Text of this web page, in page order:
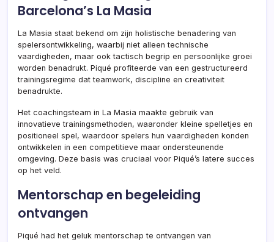
Barcelona’s La Masia
La Masia staat bekend om zijn holistische benadering van
spelersontwikkeling, waarbij niet alleen technische
vaardigheden, maar ook tactisch begrip en persoonlijke groei
worden benadrukt. Piqué profiteerde van een gestructureerd
trainingsregime dat teamwork, discipline en creativiteit
benadrukte.
Het coachingsteam in La Masia maakte gebruik van
innovatieve trainingsmethoden, waaronder kleine spelletjes en
positioneel spel, waardoor spelers hun vaardigheden konden
ontwikkelen in een competitieve maar ondersteunende
omgeving. Deze basis was cruciaal voor Piqué’s latere succes
op het veld.
Mentorschap en begeleiding
ontvangen
Piqué had het geluk mentorschap te ontvangen van